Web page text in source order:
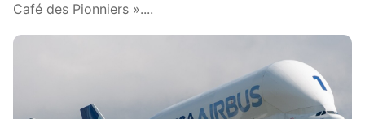
Café des Pionniers »....